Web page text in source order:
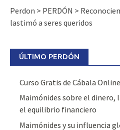
Perdon > PERDÓN >
lastimó a seres queridos
ÚLTIMO PERDÓN
Curso Gratis de Cábala Online
Maimónides sobre el dinero,
el equilibrio financiero
Maimónides y su influencia